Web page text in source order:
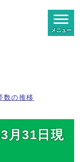
メニュー
数の推移
月31日現